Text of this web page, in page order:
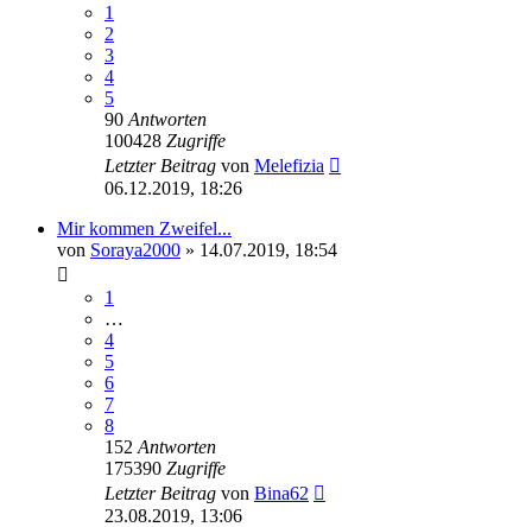
1
2
3
4
5
90 Antworten
100428 Zugriffe
Letzter Beitrag von Melefizia
06.12.2019, 18:26
Mir kommen Zweifel...
von Soraya2000 » 14.07.2019, 18:54
1
…
4
5
6
7
8
152 Antworten
175390 Zugriffe
Letzter Beitrag von Bina62
23.08.2019, 13:06